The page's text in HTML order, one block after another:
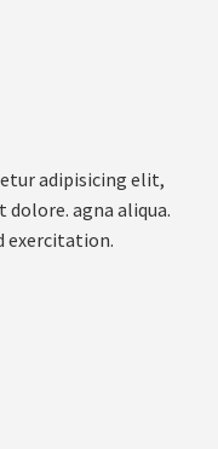
adipisicing elit,
agna aliqua.
exercitation.